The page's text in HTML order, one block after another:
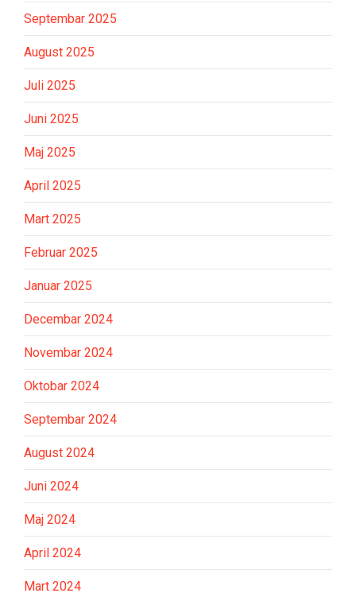
Septembar 2025
August 2025
Juli 2025
Juni 2025
Maj 2025
April 2025
Mart 2025
Februar 2025
Januar 2025
Decembar 2024
Novembar 2024
Oktobar 2024
Septembar 2024
August 2024
Juni 2024
Maj 2024
April 2024
Mart 2024